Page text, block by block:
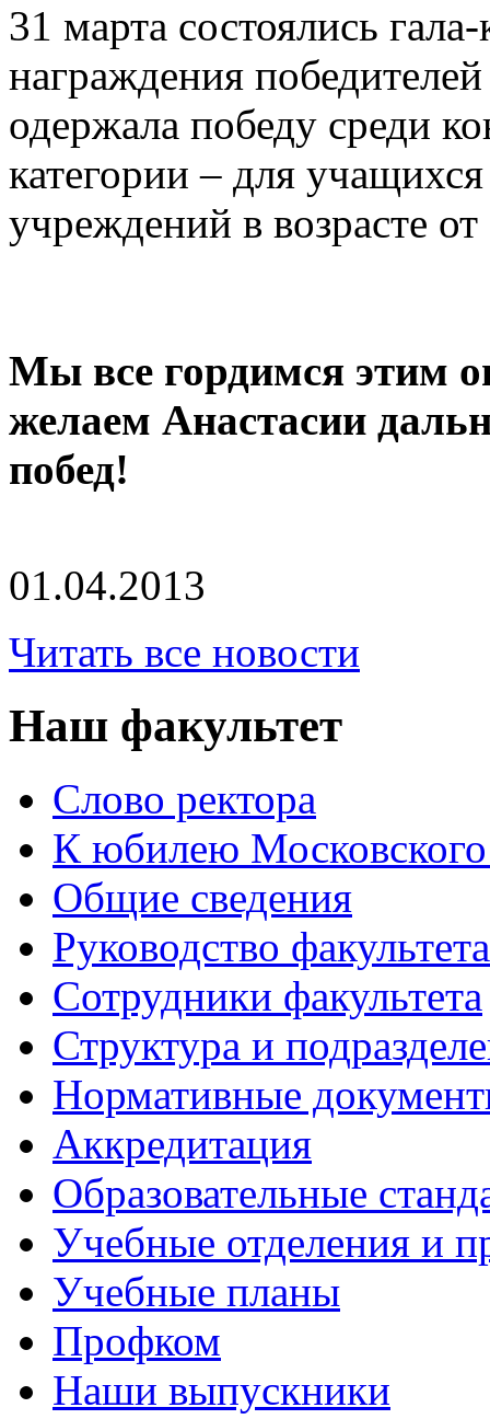
31 марта состоялись
награждения
одержала победу среди
категории – для
учреждений в возрасте
Мы все гордимся этим
желаем Анастасии
побед!
01.04.2013
Читать все новости
Наш факультет
Слово ректора
К юбилею Московского
Общие сведения
Руководство факультета
Сотрудники факультета
Структура и
Нормативные
Аккредитация
Образовательные
Учебные отделения и
Учебные планы
Профком
Наши выпускники